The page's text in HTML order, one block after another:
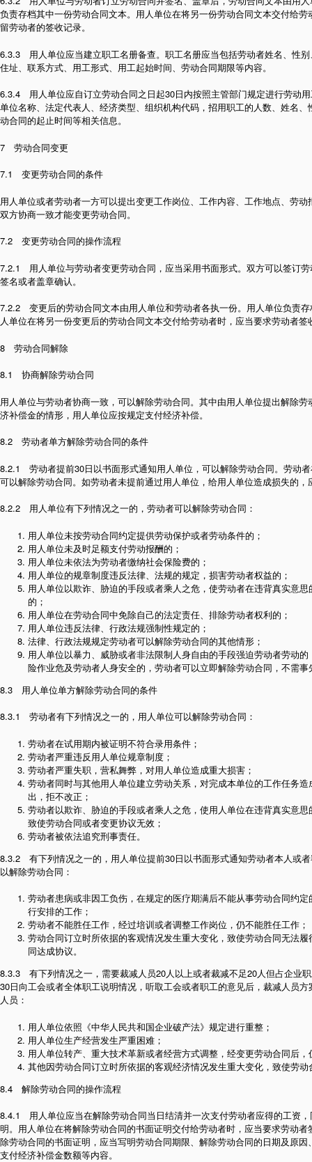
负责存档其中一份劳动合同文本。用人单位在将另一份劳动合同文本交付给
留劳动者的签收记录。
6.3.3 用人单位应当建立职工名册备查。职工名册应当包括劳动者姓名、性
住址、联系方式、用工形式、用工起始时间、劳动合同期限等内容。
6.3.4 用人单位应自订立劳动合同之日起30日内按照主管部门规定进行劳动
单位名称、法定代表人、经济类型、组织机构代码，招用职工的人数、姓名
动合同的起止时间等相关信息。
7 劳动合同变更
7.1 变更劳动合同的条件
用人单位或者劳动者一方可以提出变更工作岗位、工作内容、工作地点、劳
双方协商一致才能变更劳动合同。
7.2 变更劳动合同的操作流程
7.2.1 用人单位与劳动者变更劳动合同，应当采用书面形式。双方可以签订
签名或者盖章确认。
7.2.2 变更后的劳动合同文本由用人单位和劳动者各执一份。用人单位负责
人单位在将另一份变更后的劳动合同文本交付给劳动者时，应当要求劳动者
8 劳动合同解除
8.1 协商解除劳动合同
用人单位与劳动者协商一致，可以解除劳动合同。其中由用人单位提出解除
济补偿金的情形，用人单位应按规定支付经济补偿。
8.2 劳动者单方解除劳动合同的条件
8.2.1 劳动者提前30日以书面形式通知用人单位，可以解除劳动合同。劳动
可以解除劳动合同。如劳动者未提前通过用人单位，给用人单位造成损失的
8.2.2 用人单位有下列情况之一的，劳动者可以解除劳动合同：
用人单位未按劳动合同约定提供劳动保护或者劳动条件的；
用人单位未及时足额支付劳动报酬的；
用人单位未依法为劳动者缴纳社会保险费的；
用人单位的规章制度违反法律、法规的规定，损害劳动者权益的；
用人单位以欺诈、胁迫的手段或者乘人之危，使劳动者在违背真实意
的；
用人单位在劳动合同中免除自己的法定责任、排除劳动者权利的；
用人单位违反法律、行政法规强制性规定的；
法律、行政法规规定劳动者可以解除劳动合同的其他情形；
用人单位以暴力、威胁或者非法限制人身自由的手段强迫劳动者劳动
险作业危及劳动者人身安全的，劳动者可以立即解除劳动合同，不需
8.3 用人单位单方解除劳动合同的条件
8.3.1 劳动者有下列情况之一的，用人单位可以解除劳动合同：
劳动者在试用期内被证明不符合录用条件；
劳动者严重违反用人单位规章制度；
劳动者严重失职，营私舞弊，对用人单位造成重大损害；
劳动者同时与其他用人单位建立劳动关系，对完成本单位的工作任务
出，拒不改正；
劳动者以欺诈、胁迫的手段或者乘人之危，使用人单位在违背真实意
致使劳动合同或者变更协议无效；
劳动者被依法追究刑事责任。
8.3.2 有下列情况之一的，用人单位提前30日以书面形式通知劳动者本人或
以解除劳动合同：
劳动者患病或非因工负伤，在规定的医疗期满后不能从事劳动合同约
行安排的工作；
劳动者不能胜任工作，经过培训或者调整工作岗位，仍不能胜任工作；
劳动合同订立时所依据的客观情况发生重大变化，致使劳动合同无法
同达成协议。
8.3.3 有下列情况之一，需要裁减人员20人以上或者裁减不足20人但占企业
30日向工会或者全体职工说明情况，听取工会或者职工的意见后，裁减人员
人员：
用人单位依照《中华人民共和国企业破产法》规定进行重整；
用人单位生产经营发生严重困难；
用人单位转产、重大技术革新或者经营方式调整，经变更劳动合同后
其他因劳动合同订立时所依据的客观经济情况发生重大变化，致使劳
8.4 解除劳动合同的操作流程
8.4.1 用人单位应当在解除劳动合同当日结清并一次支付劳动者应得的工资
明。用人单位在将解除劳动合同的书面证明交付给劳动者时，应当要求劳动
除劳动合同的书面证明，应当写明劳动合同期限、解除劳动合同的日期及原
支付经济补偿金数额等内容。